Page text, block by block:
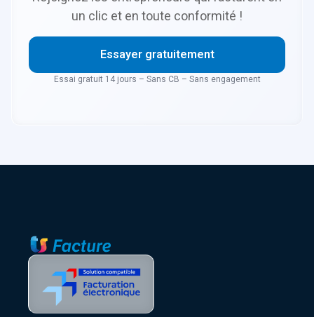
un clic et en toute conformité !
Essayer gratuitement
Essai gratuit 14 jours – Sans CB – Sans engagement